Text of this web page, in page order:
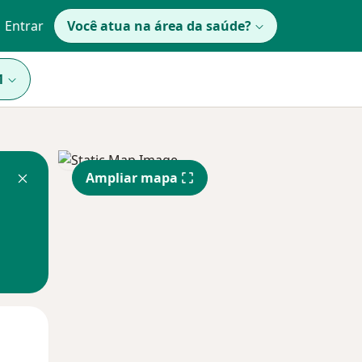
Entrar Você atua na área da saúde?
Ampliar mapa